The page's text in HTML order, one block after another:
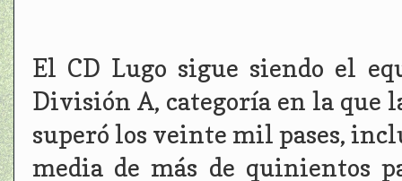
El CD Lugo sigue siendo el
División A, categoría en la que
superó los veinte mil pases,
media de más de quinientos